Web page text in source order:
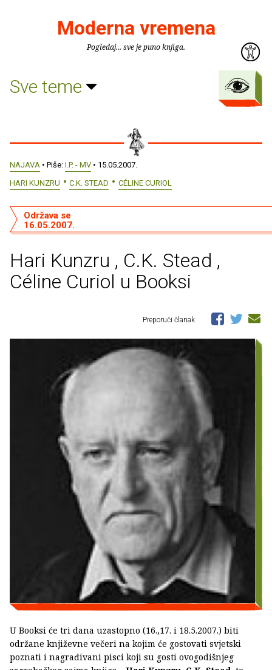
Moderna vremena
Pogledaj... sve je puno knjiga.
Sve teme
NAJAVA • Piše: I.P. - MV • 15.05.2007.
HARI KUNZRU
C.K. STEAD CÉLINE CURIOL
Hari Kunzru , C.K. Stead ,
Céline Curiol u Booksi
Održava se
16.05.2007.
Preporuči članak
U Booksi će tri dana uzastopno (16.,17. i 18.5.2007.) biti
održane književne večeri na kojim će gostovati svjetski
poznati i nagrađivani pisci koji su gosti ovogodišnjeg